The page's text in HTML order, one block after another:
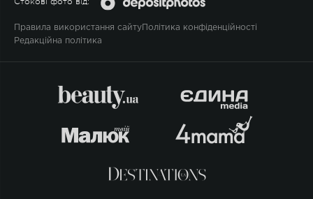
Правила використання сайту Політика конфіденційності
Редакційна політика